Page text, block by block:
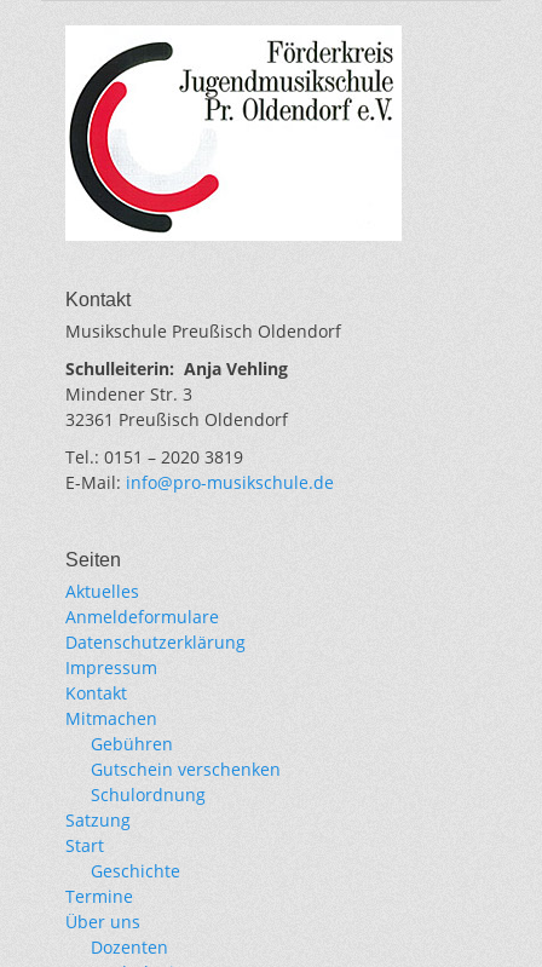
Kontakt
Musikschule Preußisch Oldendorf
Schulleiterin: Anja Vehling
Mindener Str. 3
32361 Preußisch Oldendorf
Tel.: 0151 – 2020 3819
E-Mail: info@pro-musikschule.de
Seiten
Aktuelles
Anmeldeformulare
Datenschutzerklärung
Impressum
Kontakt
Mitmachen
Gebühren
Gutschein verschenken
Schulordnung
Satzung
Start
Geschichte
Termine
Über uns
Dozenten